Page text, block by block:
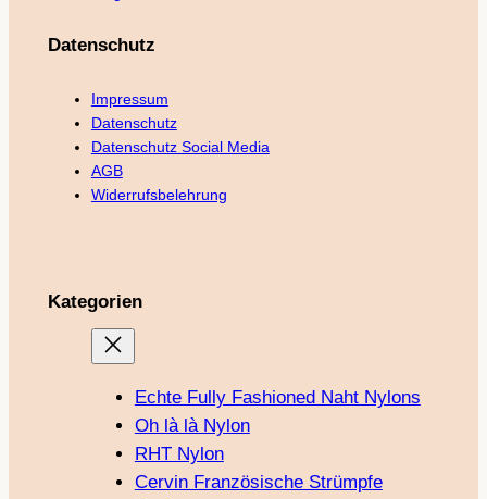
Datenschutz
Impressum
Datenschutz
Datenschutz Social Media
AGB
Widerrufsbelehrung
Kategorien
Echte Fully Fashioned Naht Nylons
Oh là là Nylon
RHT Nylon
Cervin Französische Strümpfe